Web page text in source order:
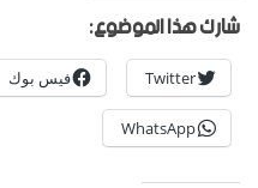
شارك هذا الموضوع:
Twitter فيس بوك
WhatsApp